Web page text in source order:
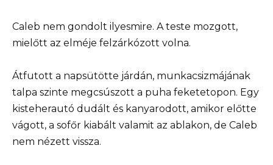
Caleb nem gondolt ilyesmire. A teste mozgott,
mielőtt az elméje felzárkózott volna.
Átfutott a napsütötte járdán, munkacsizmájának
talpa szinte megcsúszott a puha feketetopon. Egy
kisteherautó dudált és kanyarodott, amikor előtte
vágott, a sofőr kiabált valamit az ablakon, de Caleb
nem nézett vissza.